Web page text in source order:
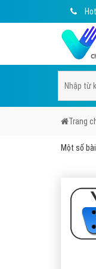
Trang
Một số